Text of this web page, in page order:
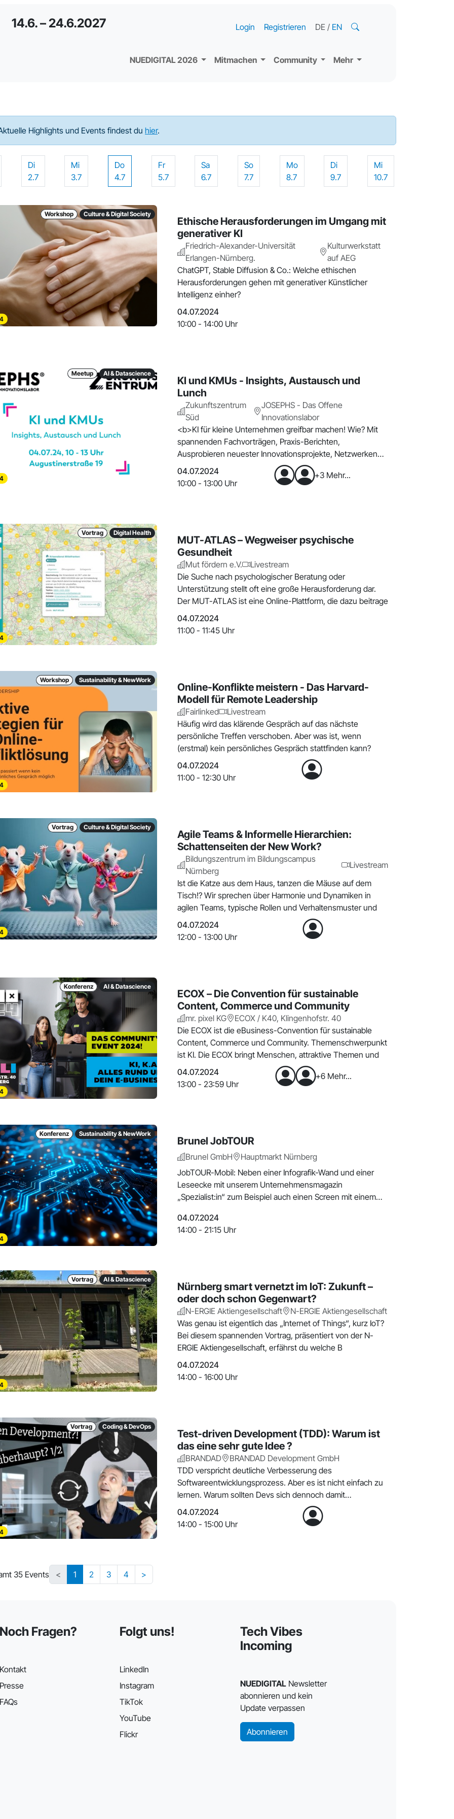
14.6. – 24.6.2027
NUEDIGITAL 2026 Mitmachen Community Mehr
Login Registrieren DE / EN
Highlights und Events findest du hier.
Di
2.7
Mi
3.7
Do
4.7
Fr
5.7
Sa
6.7
So
7.7
Mo
8.7
Di
9.7
Mi
10.7
Workshop Culture & Digital Society
Ethische Herausforderungen im Umgang mit
generativer KI
Friedrich-Alexander-Universität
Erlangen-Nürnberg.
Kulturwerkstatt
auf AEG
ChatGPT, Stable Diffusion & Co.: Welche ethischen
Herausforderungen gehen mit generativer Künstlicher
Intelligenz einher?
04.07.2024
10:00 - 14:00 Uhr
Meetup AI & Datascience
KI und KMUs - Insights, Austausch und
Lunch
Zukunftszentrum
Süd
JOSEPHS - Das Offene
Innovationslabor
<b>KI für kleine Unternehmen greifbar machen! Wie? Mit
spannenden Fachvorträgen, Praxis-Berichten,
Ausprobieren neuester Innovationsprojekte, Netzwerken
und g
04.07.2024
10:00 - 13:00 Uhr
+3 Mehr...
Vortrag Digital Health
MUT-ATLAS – Wegweiser psychische
Gesundheit
Mut fördern e.V.
Livestream
Die Suche nach psychologischer Beratung oder
Unterstützung stellt oft eine große Herausforderung dar.
Der MUT-ATLAS ist eine Online-Plattform, die dazu beitrage
04.07.2024
11:00 - 11:45 Uhr
Workshop Sustainability & NewWork
Online-Konflikte meistern - Das Harvard-
Modell für Remote Leadership
Fairlinked
Livestream
Häufig wird das klärende Gespräch auf das nächste
persönliche Treffen verschoben. Aber was ist, wenn
(erstmal) kein persönliches Gespräch stattfinden kann?
04.07.2024
11:00 - 12:30 Uhr
Vortrag Culture & Digital Society
Agile Teams & Informelle Hierarchien:
Schattenseiten der New Work?
Bildungszentrum im Bildungscampus
Nürnberg
Livestream
Ist die Katze aus dem Haus, tanzen die Mäuse auf dem
Tisch!? Wir sprechen über Harmonie und Dynamiken in
agilen Teams, typische Rollen und Verhaltensmuster und
04.07.2024
12:00 - 13:00 Uhr
Konferenz AI & Datascience
ECOX – Die Convention für sustainable
Content, Commerce und Community
mr. pixel KG
ECOX / K40, Klingenhofstr. 40
Die ECOX ist die eBusiness-Convention für sustainable
Content, Commerce und Community. Themenschwerpunkt
ist KI. Die ECOX bringt Menschen, attraktive Themen und
04.07.2024
13:00 - 23:59 Uhr
+6 Mehr...
Konferenz Sustainability & NewWork
Brunel JobTOUR
Brunel GmbH
Hauptmarkt Nürnberg
JobTOUR-Mobil: Neben einer Infografik-Wand und einer
Leseecke mit unserem Unternehmensmagazin
„Spezialist:in“ zum Beispiel auch einen Screen mit einem
04.07.2024
14:00 - 21:15 Uhr
Vortrag AI & Datascience
Nürnberg smart vernetzt im IoT: Zukunft –
oder doch schon Gegenwart?
N-ERGIE Aktiengesellschaft
N-ERGIE Aktiengesellschaft
Was genau ist eigentlich das „Internet of Things“, kurz IoT?
Bei diesem spannenden Vortrag, präsentiert von der N-
ERGIE Aktiengesellschaft, erfährst du welche B
04.07.2024
14:00 - 16:00 Uhr
Vortrag Coding & DevOps
Test-driven Development (TDD): Warum ist
das eine sehr gute Idee ?
BRANDAD
BRANDAD Development GmbH
TDD verspricht deutliche Verbesserung des
Softwareentwicklungsprozess. Aber es ist nicht einfach zu
lernen. Warum sollten Devs sich dennoch damit
beschäftigen?
04.07.2024
14:00 - 15:00 Uhr
35 Events < 1 2 3 4 >
Fragen? Folgt uns!
LinkedIn
Instagram
TikTok
YouTube
Flickr
Tech Vibes
Incoming
NUEDIGITALNewsletter
abonnieren und kein
Update verpassen
Abonnieren